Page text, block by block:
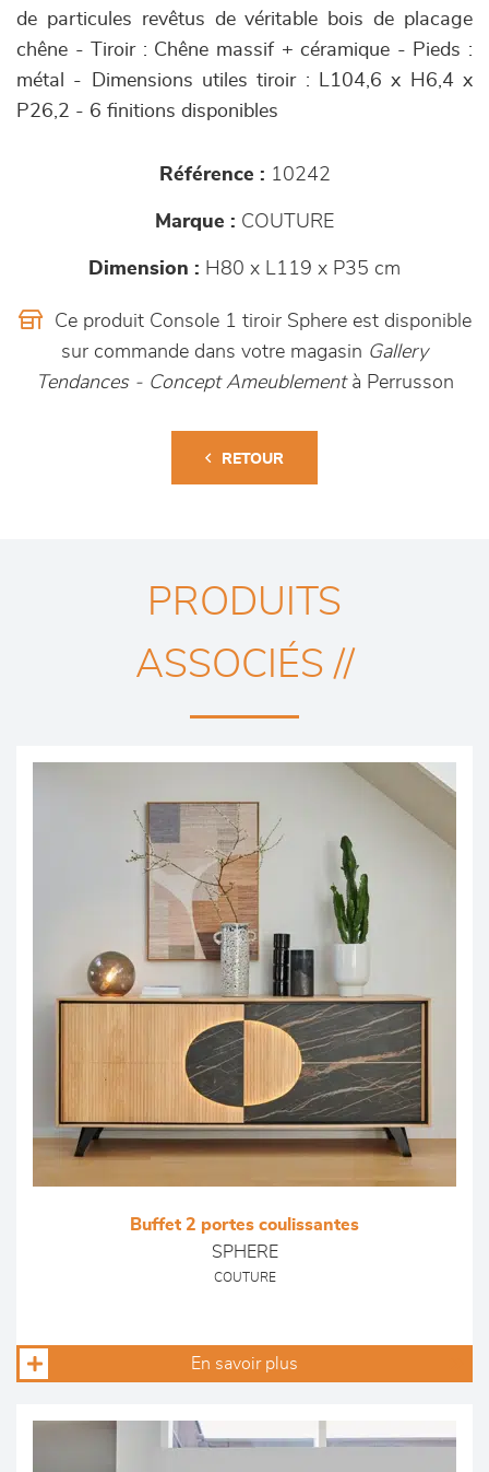
de particules revêtus de véritable bois de placage
chêne - Tiroir : Chêne massif + céramique - Pieds :
métal - Dimensions utiles tiroir : L104,6 x H6,4 x
P26,2 - 6 finitions disponibles
Référence : 10242
Marque : COUTURE
Dimension : H80 x L119 x P35 cm
Ce produit Console 1 tiroir Sphere est disponible
sur commande dans votre magasin Gallery
Tendances - Concept Ameublement à Perrusson
RETOUR
PRODUITS
ASSOCIÉS //
Buffet 2 portes coulissantes
SPHERE
COUTURE
En savoir plus